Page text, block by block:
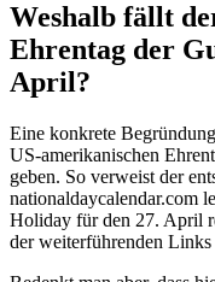
Weshalb fällt
Ehrentag der
April?
Eine konkrete
US-amerikanischen
geben. So verweist der
nationaldaycalendar.com
Holiday für den 27. April
der weiterführenden Links